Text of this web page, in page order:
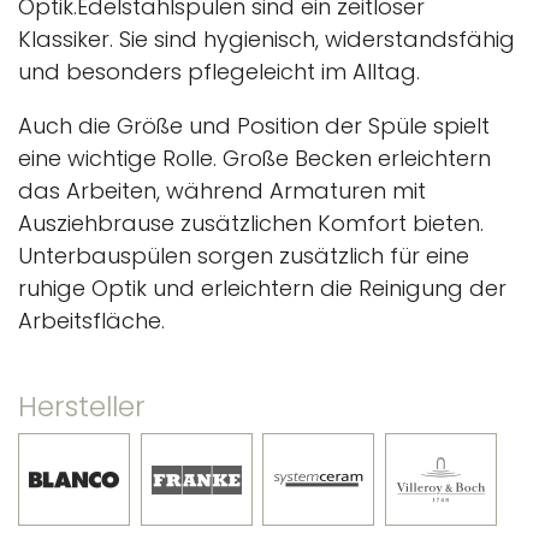
Optik.Edelstahlspülen sind ein zeitloser
Klassiker. Sie sind hygienisch, widerstandsfähig
und besonders pflegeleicht im Alltag.
Auch die Größe und Position der Spüle spielt
eine wichtige Rolle. Große Becken erleichtern
das Arbeiten, während Armaturen mit
Ausziehbrause zusätzlichen Komfort bieten.
Unterbauspülen sorgen zusätzlich für eine
ruhige Optik und erleichtern die Reinigung der
Arbeitsfläche.
Hersteller